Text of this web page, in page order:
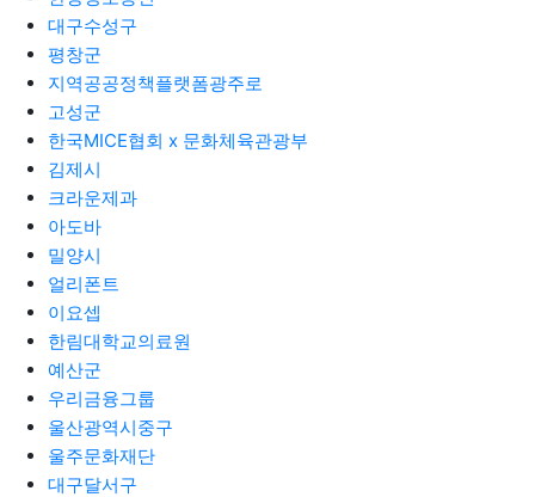
대구수성구
평창군
지역공공정책플랫폼광주로
고성군
한국MICE협회 x 문화체육관광부
김제시
크라운제과
아도바
밀양시
얼리폰트
이요셉
한림대학교의료원
예산군
우리금융그룹
울산광역시중구
울주문화재단
대구달서구